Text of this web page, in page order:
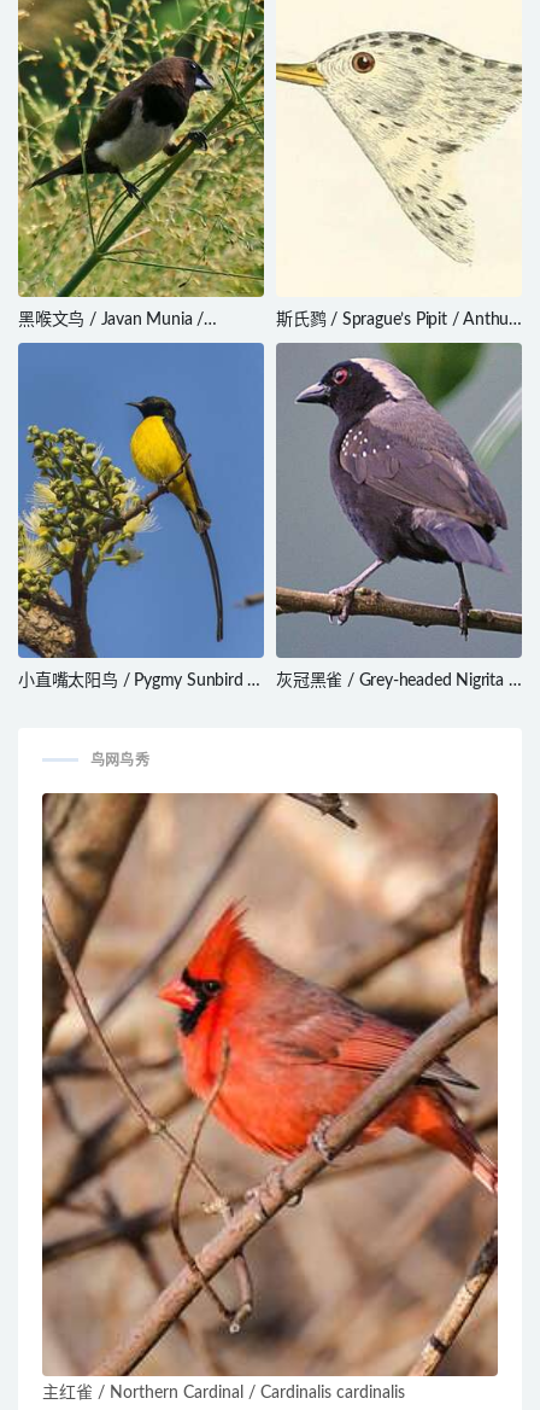
黑喉文鸟 / Javan Munia /
Lonchura leucogastroides
斯氏鹨 / Sprague’s Pipit / Anthus
spragueii
小直嘴太阳鸟 / Pygmy Sunbird /
灰冠黑雀 / Grey-headed Nigrita /
鸟网鸟秀
主红雀 / Northern Cardinal / Cardinalis cardinalis